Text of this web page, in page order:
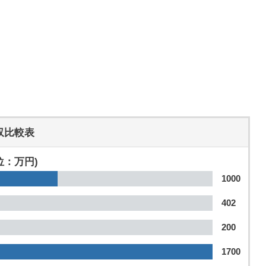
比較表
：万円)
1000
402
200
1700